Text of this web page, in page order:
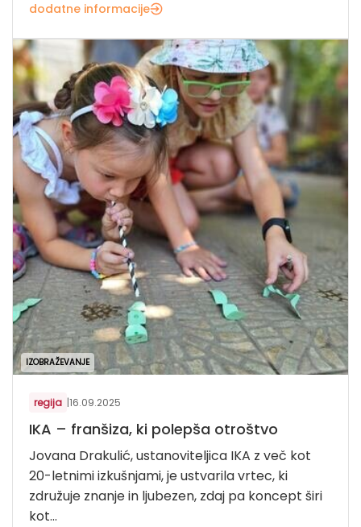
dodatne informacije
IZOBRAŽEVANJE
regija |16.09.2025
IKA – franšiza, ki polepša otroštvo
Jovana Drakulić, ustanoviteljica IKA z več kot
20-letnimi izkušnjami, je ustvarila vrtec, ki
združuje znanje in ljubezen, zdaj pa koncept širi
kot...